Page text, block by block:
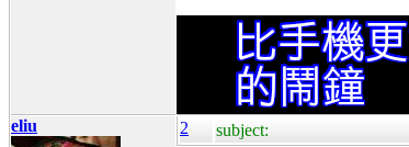
eliu 2 subject: